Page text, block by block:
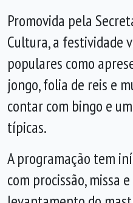
Promovida pela
Cultura, a festividade
populares como
jongo, folia de reis e
contar com bingo e
típicas.
A programação tem
com procissão, missa